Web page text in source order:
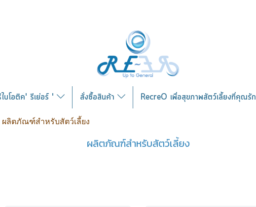
บโอติค' รีเย่อร์ ' สั่งซื้อสินค้า RecreO เพื่อสุขภาพสัตว์เลี้ยงที่คุณรัก
ผลิตภัณฑ์สำหรับสัตว์เลี้ยง
ผลิตภัณฑ์สำหรับสัตว์เลี้ยง